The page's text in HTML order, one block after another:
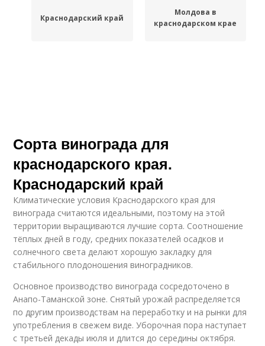
Краснодарский край
Молдова в
краснодарском крае
Сорта винограда для
краснодарского края.
Краснодарский край
Климатические условия Краснодарского края для
винограда считаются идеальными, поэтому на этой
территории выращиваются лучшие сорта. Соотношение
тёплых дней в году, средних показателей осадков и
солнечного света делают хорошую закладку для
стабильного плодоношения виноградников.
Основное производство винограда сосредоточено в
Анапо-Таманской зоне. Снятый урожай распределяется
по другим производствам на переработку и на рынки для
употребления в свежем виде. Уборочная пора наступает
с третьей декады июля и длится до середины октября.